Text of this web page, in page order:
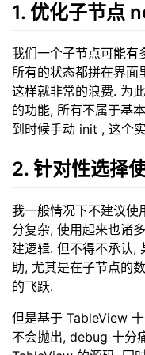
1. 优化子节点
我们一个子节点可能有
所有的状态都拼在界
这样就非常的浪费. 为
的功能, 所有不属于基
到时候手动 init , 这个
2. 针对性选择
我一般情况下不建议使
分复杂, 使用起来也诸
建逻辑. 但不得不承认,
助, 尤其是在子节点的
的飞跃.
但是基于 TableView
不会抛出, debug 十分